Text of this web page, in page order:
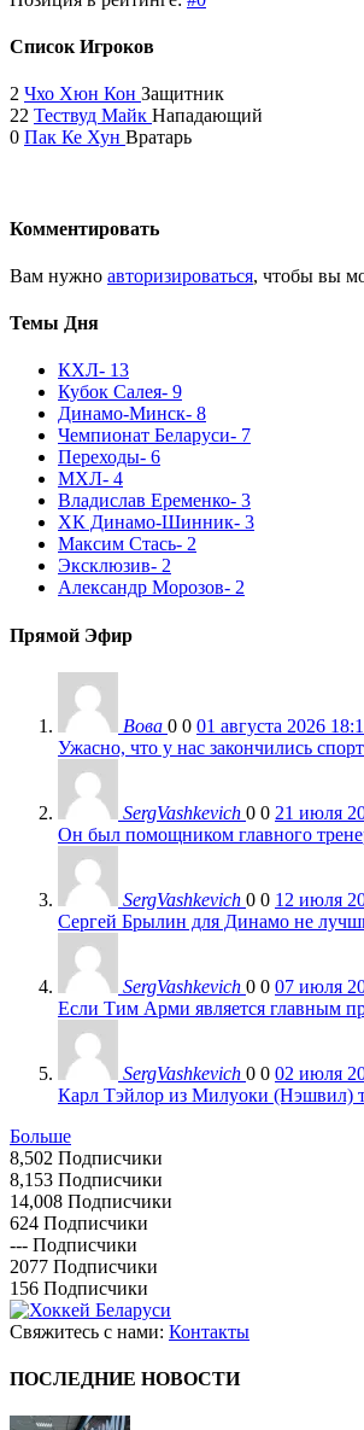
Список Игроков
2 Чхо Хюн Кон Защитник
22 Тествуд Майк Нападающий
0 Пак Ке Хун Вратарь
Комментировать
Вам нужно авторизироваться, чтобы вы
Темы Дня
КХЛ- 13
Кубок Салея- 9
Динамо-Минск- 8
Чемпионат Беларуси- 7
Переходы- 6
МХЛ- 4
Владислав Еременко- 3
ХК Динамо-Шинник- 3
Максим Стась- 2
Эксклюзив- 2
Александр Морозов- 2
Прямой Эфир
Вова 0 0 01 августа 2026
Ужасно, что у нас закончились
SergVashkevich 0 0 21 июля
Он был помощником главного
SergVashkevich 0 0 12 июля
Сергей Брылин для Динамо не
SergVashkevich 0 0 07 июля
Если Тим Арми является главным
SergVashkevich 0 0 02 июля
Карл Тэйлор из Милуоки (Нэшвил)
Больше
8,502 Подписчики
8,153 Подписчики
14,008 Подписчики
624 Подписчики
--- Подписчики
2077 Подписчики
156 Подписчики
Свяжитесь с нами: Контакты
ПОСЛЕДНИЕ НОВОСТИ